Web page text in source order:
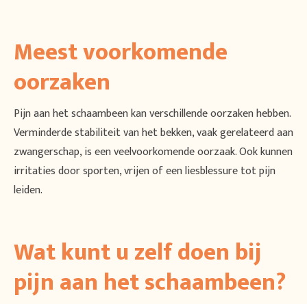
Meest voorkomende
oorzaken
Pijn aan het schaambeen kan verschillende oorzaken hebben.
Verminderde stabiliteit van het bekken, vaak gerelateerd aan
zwangerschap, is een veelvoorkomende oorzaak. Ook kunnen
irritaties door sporten, vrijen of een liesblessure tot pijn
leiden.
Wat kunt u zelf doen bij
pijn aan het schaambeen?